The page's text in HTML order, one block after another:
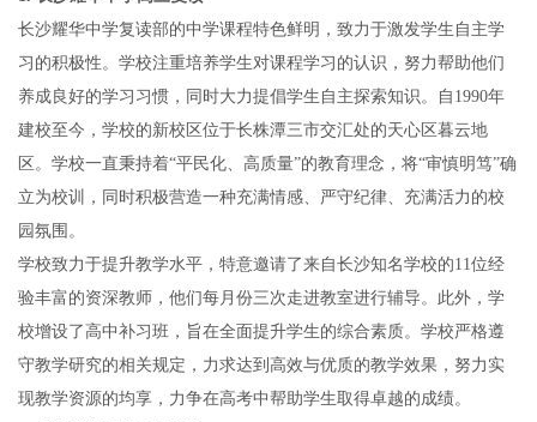
长沙耀华中学复读部的中学课程特色鲜明，致力于激发学生自主学
习的积极性。学校注重培养学生对课程学习的认识，努力帮助他们
养成良好的学习习惯，同时大力提倡学生自主探索知识。自1990年
建校至今，学校的新校区位于长株潭三市交汇处的天心区暮云地
区。学校一直秉持着“平民化、高质量”的教育理念，将“审慎明笃”确
立为校训，同时积极营造一种充满情感、严守纪律、充满活力的校
园氛围。
学校致力于提升教学水平，特意邀请了来自长沙知名学校的11位经
验丰富的资深教师，他们每月份三次走进教室进行辅导。此外，学
校增设了高中补习班，旨在全面提升学生的综合素质。学校严格遵
守教学研究的相关规定，力求达到高效与优质的教学效果，努力实
现教学资源的均享，力争在高考中帮助学生取得卓越的成绩。